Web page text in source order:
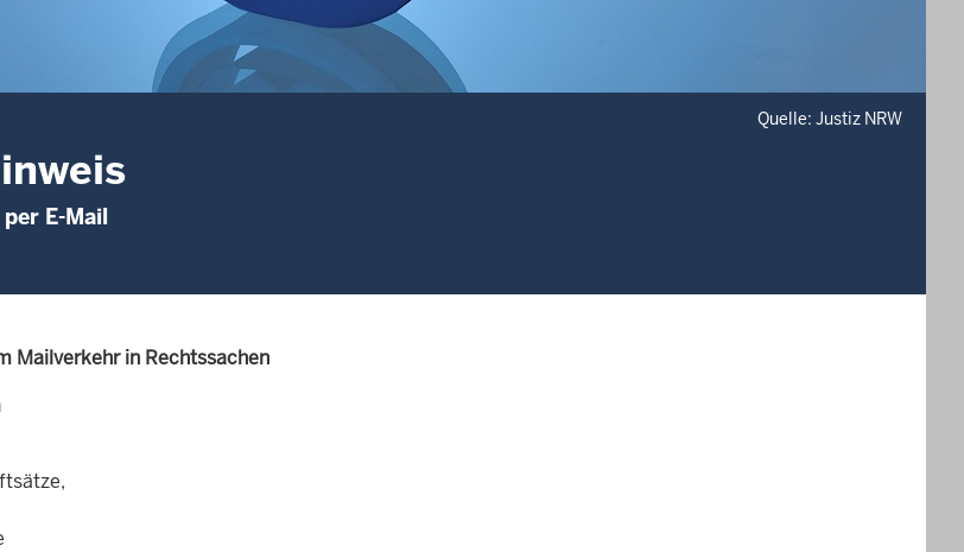
Quelle: Justiz NRW
E-Mail
Mailverkehr in Rechtssachen